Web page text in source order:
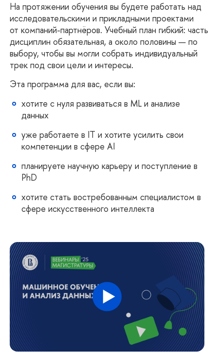
На протяжении обучения вы будете работать над
исследовательскими и прикладными проектами
от компаний-партнёров. Учебный план гибкий: часть
дисциплин обязательная, а около половины — по
выбору, чтобы вы могли собрать индивидуальный
трек под свои цели и интересы.
Эта программа для вас, если вы:
хотите с нуля развиваться в ML и анализе
данных
уже работаете в IT и хотите усилить свои
компетенции в сфере AI
планируете научную карьеру и поступление в
PhD
хотите стать востребованным специалистом в
сфере искусственного интеллекта